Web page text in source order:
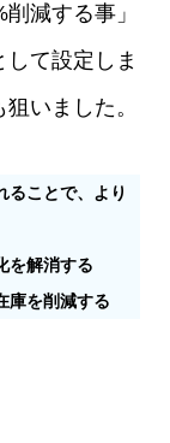
減する事」
て設定しま
いました。
ることで、より
を解消する
庫を削減する